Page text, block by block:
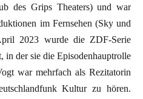
des Grips Theaters) und war
im Fernsehen (Sky und
2023 wurde die ZDF-Serie
in der sie die Episodenhauptrolle
war mehrfach als Rezitatorin
Kultur zu hören.